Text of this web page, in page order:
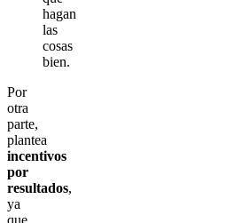
hagan
las
cosas
bien.
Por
otra
parte,
plantea
incentivos
por
resultados,
ya